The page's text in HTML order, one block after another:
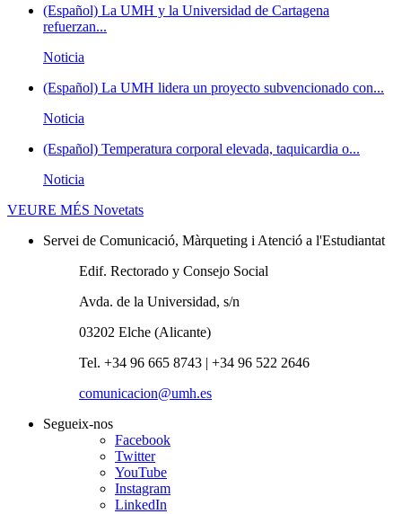
(Español) La UMH y la Universidad de Cartagena
refuerzan...
Noticia
(Español) La UMH lidera un proyecto subvencionado con...
Noticia
(Español) Temperatura corporal elevada, taquicardia o...
Noticia
VEURE MÉS Novetats
Servei de Comunicació, Màrqueting i Atenció a l'Estudiantat
Edif. Rectorado y Consejo Social
Avda. de la Universidad, s/n
03202 Elche (Alicante)
Tel. +34 96 665 8743 | +34 96 522 2646
comunicacion@umh.es
Segueix-nos
Facebook
Twitter
YouTube
Instagram
LinkedIn